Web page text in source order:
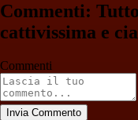
Commenti:
cattivissima e
Commenti
Invia Commento